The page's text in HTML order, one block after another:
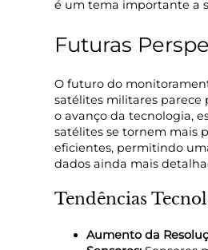
é um tema importante a
Futuras
O futuro do
satélites militares parece
o avanço da tecnologia,
satélites se tornem mais
eficientes, permitindo
dados ainda mais
Tendências
Aumento da